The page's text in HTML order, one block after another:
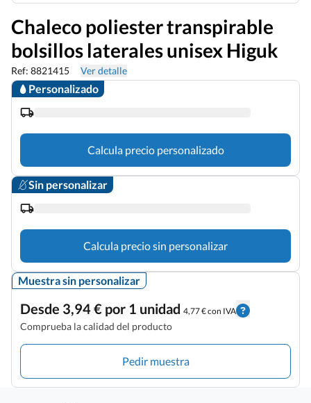
Chaleco poliester transpirable
bolsillos laterales unisex Higuk
Ref: 8821415 Ver detalle
Personalizado
Calcula precio personalizado
Sin personalizar
Calcula precio sin personalizar
Muestra sin personalizar
Desde 3,94 € por 1 unidad 4,77 € con IVA
Comprueba la calidad del producto
Pedir muestra